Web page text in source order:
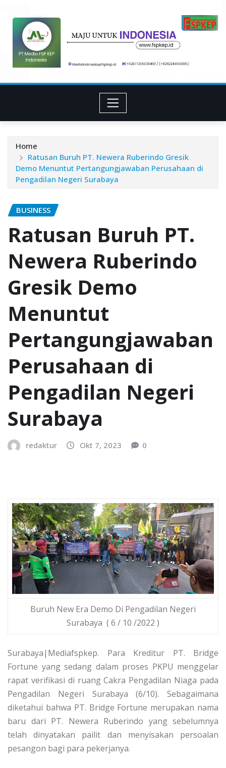
content
Home
Ratusan Buruh PT. Newera Ruberindo Gresik
Demo Menuntut Pertangungjawaban Perusahaan di
Pengadilan Negeri Surabaya
BUSINESS
Ratusan Buruh PT.
Newera Ruberindo
Gresik Demo
Menuntut
Pertangungjawaban
Perusahaan di
Pengadilan Negeri
Surabaya
redaktur Okt 7, 2023 0
Buruh New Era Demo Di Pengadilan Negeri
Surabaya ( 6 / 10 /2022 )
Surabaya|Mediafspkep. Para Kreditur PT. Bridge
Fortune yang sedang dalam proses PKPU menggelar
rapat verifikasi di ruang Cakra Pengadilan Niaga pada
Pengadilan Negeri Surabaya (6/10). Sebagaimana
diketahui bahwa PT. Bridge Fortune merupakan nama
baru dari PT. Newera Ruberindo yang sebelumnya
telah dinyatakan pailit dan menyisakan persoalan
pesangon bagi para pekerjanya.